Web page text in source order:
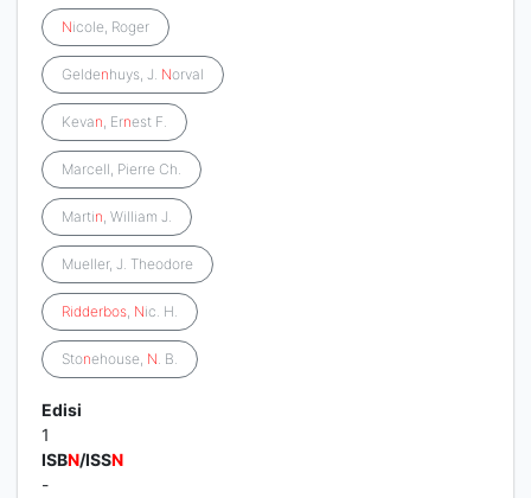
Nicole, Roger
Geldenhuys, J. Norval
Kevan, Ernest F.
Marcell, Pierre Ch.
Martin, William J.
Mueller, J. Theodore
Ridderbos, Nic. H.
Stonehouse, N. B.
Edisi
1
ISBN/ISSN
-